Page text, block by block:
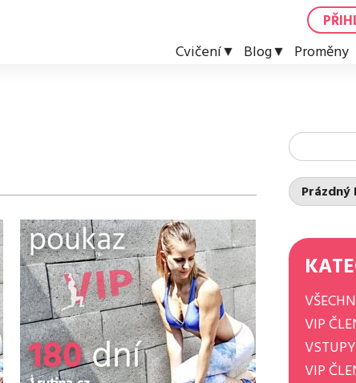
Cvičení Blog Proměny
Prázdný
VIP
VIP